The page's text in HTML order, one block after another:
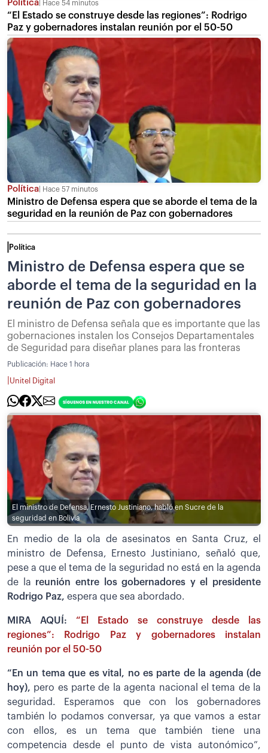
Política Hace 54 minutos
“El Estado se construye desde las regiones”: Rodrigo
Paz y gobernadores instalan reunión por el 50-50
Política Hace 57 minutos
Ministro de Defensa espera que se aborde el tema de la
seguridad en la reunión de Paz con gobernadores
Política
Ministro de Defensa espera que se
aborde el tema de la seguridad en la
reunión de Paz con gobernadores
El ministro de Defensa señala que es importante que las
gobernaciones instalen los Consejos Departamentales
de Seguridad para diseñar planes para las fronteras
Publicación: Hace 1 hora
Unitel Digital
El ministro de Defensa, Ernesto Justiniano, habló en Sucre de la
seguridad en Bolivia
En medio de la ola de asesinatos en Santa Cruz, el
ministro de Defensa, Ernesto Justiniano, señaló que,
pese a que el tema de la seguridad no está en la agenda
de la reunión entre los gobernadores y el presidente
Rodrigo Paz, espera que sea abordado.
MIRA AQUÍ: “El Estado se construye desde las
regiones”: Rodrigo Paz y gobernadores instalan
reunión por el 50-50
“En un tema que es vital, no es parte de la agenda (de
hoy), pero es parte de la agenta nacional el tema de la
seguridad. Esperamos que con los gobernadores
también lo podamos conversar, ya que vamos a estar
con ellos, es un tema que también tiene una
competencia desde el punto de vista autonómico”,